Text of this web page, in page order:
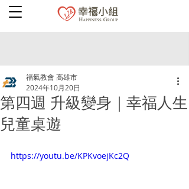
第四週 升級變身｜幸福人生
兒童桌遊
福氣教會 高雄市
2024年10月20日
https://youtu.be/KPKvoejKc2Q